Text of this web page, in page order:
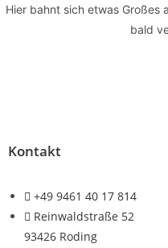
Hier bahnt sich etwas Großes
bald
Kontakt
+49 9461 40 17 814
Reinwaldstraße 52
93426 Roding